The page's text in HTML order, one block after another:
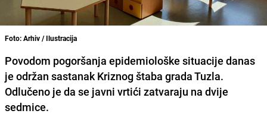
Foto: Arhiv / Ilustracija
Povodom pogoršanja epidemiološke situacije danas
je održan sastanak Kriznog štaba grada Tuzla.
Odlučeno je da se javni vrtići zatvaraju na dvije
sedmice.